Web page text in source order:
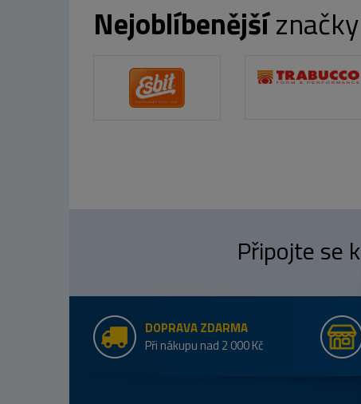
Nejoblíbenějšíznačky
Připojte se
DOPRAVA ZDARMA
Při nákupu nad 2 000 Kč